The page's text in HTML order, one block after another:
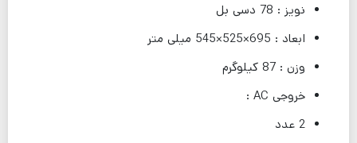
نویز : 78 دسی بل
ابعاد : 695×525×545 میلی متر
وزن : 87 کیلوگرم
خروجی AC :
2 عدد